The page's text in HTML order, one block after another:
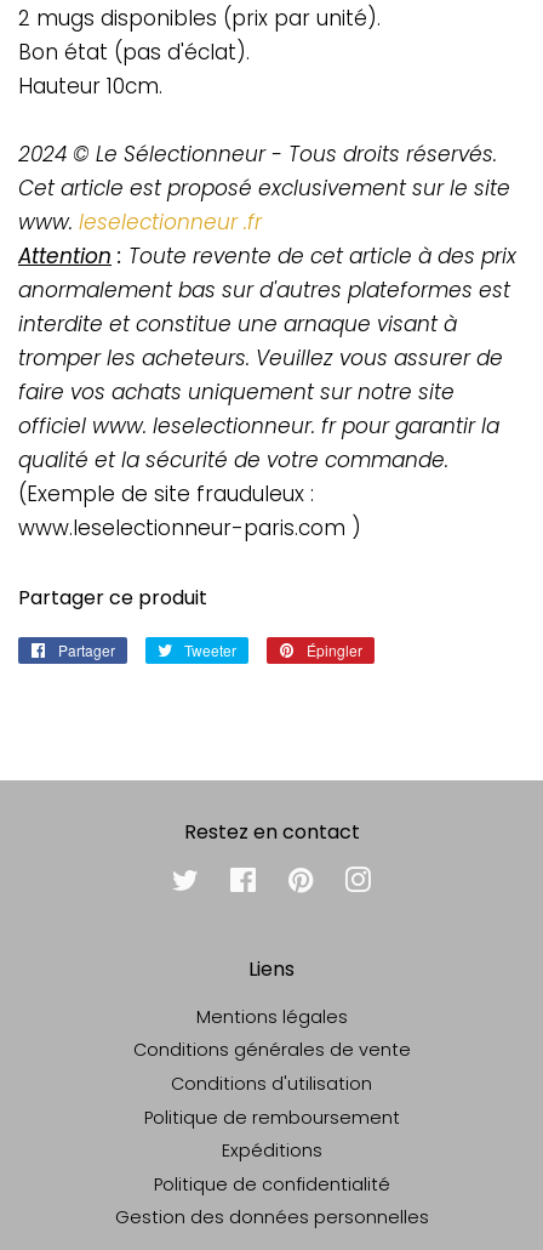
2 mugs disponibles (prix par unité).
Bon état (pas d'éclat).
Hauteur 10cm.
2024 © Le Sélectionneur - Tous droits réservés.
Cet article est proposé exclusivement sur le site
www. leselectionneur .fr
Attention : Toute revente de cet article à des prix
anormalement bas sur d'autres plateformes est
interdite et constitue une arnaque visant à
tromper les acheteurs. Veuillez vous assurer de
faire vos achats uniquement sur notre site
officiel www. leselectionneur. fr pour garantir la
qualité et la sécurité de votre commande.
(Exemple de site frauduleux :
www.leselectionneur-paris.com )
Partager ce produit
Partager
Partager Tweeter
Tweeter
Épingler
Restez en contact
Twitter FacebookPinterest
Liens
Mentions légales
Conditions générales de vente
Conditions d'utilisation
Politique de remboursement
Expéditions
Politique de confidentialité
Gestion des données personnelles